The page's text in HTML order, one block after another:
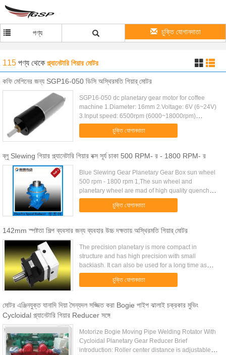
পণ্য চুক্তি যোগানদাতা
115 পণ্য থেকে প্ল্যানেটারি গিয়ার মোটর
কফি মেশিনের জন্য SGP16-050 ডিসি অস্থিরমতি গিয়ার্ মোটর
SGP16-050 dc planetary gear motor for coffee
machine 1.Diameter: 16mm 2.Voltage: 6V (6~24V)
3.Input speed: 6500rpm (6000~18000rpm)
4.Reduction ratio: 1/4,1/19,1/64,1/256,1/1024...
5.Output speed: 5~500rpm 6...
চুক্তি যোগানদাতা
ব্লু Slewing গিয়ার প্ল্যানেটারি গিয়ার বক্স সূর্য চাকা 500 RPM- র - 1800 RPM- র
Blue Slewing Gear Planetary Gear Box sun wheel
500 rpm - 1800 rpm 1,The sun wheel and
planetary wheel are mad of high quality quenchng
alloy steel, the rinf gears adopt in hardened
surface alloy steelm all ...
চুক্তি যোগানদাতা
142mm স্পষ্টতা শিল্প ব্যবসার জন্য ব্যবহার উচ্চ দক্ষতায় অস্থিরমতি গিয়ার্ মোটর
The precision planetary is more compact in
structure and has high precision with small
backiash. It can also be used for a long time as
30,000 hours and has huge output torque. You can
tell us about your ...
চুক্তি যোগানদাতা
মোটর এঞ্জিনযুক্ত যানাদি দিয়া সৈন্যদল সজ্জিত করা Bogie পাইপ ঝালাই চক্রকার মুভিং
Cycloidal প্ল্যানেটারি গিয়ার Reducer সঙ্গে
Motorize Bogie Moving Pipe Welding Rotator With
Cycloidal Planetary Gear Reducer Brief
introduction: Roller center distance is adjustable by